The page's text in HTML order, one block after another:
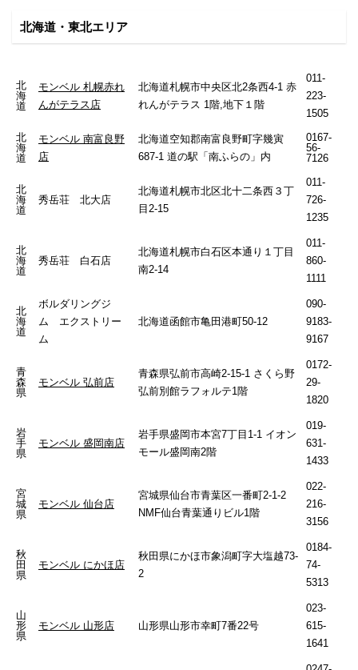
北海道・東北エリア
北
海
道
モンベル 札幌赤れ
んがテラス店
北海道札幌市中央区北2条西4-1 赤
れんがテラス 1階,地下１階
011-
223-
1505
北
海
道
モンベル 南富良野
店
北海道空知郡南富良野町字幾寅
687-1 道の駅「南ふらの」内
0167-
56-
7126
北
海
道
秀岳荘 北大店
北海道札幌市北区北十二条西３丁
目2-15
011-
726-
1235
北
海
道
秀岳荘 白石店
北海道札幌市白石区本通り１丁目
南2-14
011-
860-
1111
北
海
道
ボルダリングジ
ム エクストリー
ム
北海道函館市亀田港町50-12
090-
9183-
9167
青
森
県
モンベル 弘前店
青森県弘前市高崎2-15-1 さくら野
弘前別館ラフォルテ1階
0172-
29-
1820
岩
手
県
モンベル 盛岡南店
岩手県盛岡市本宮7丁目1-1 イオン
モール盛岡南2階
019-
631-
1433
宮
城
県
モンベル 仙台店
宮城県仙台市青葉区一番町2-1-2
NMF仙台青葉通りビル1階
022-
216-
3156
秋
田
県
モンベル にかほ店
秋田県にかほ市象潟町字大塩越73-
2
0184-
74-
5313
山
形
県
モンベル 山形店 山形県山形市幸町7番22号
023-
615-
1641